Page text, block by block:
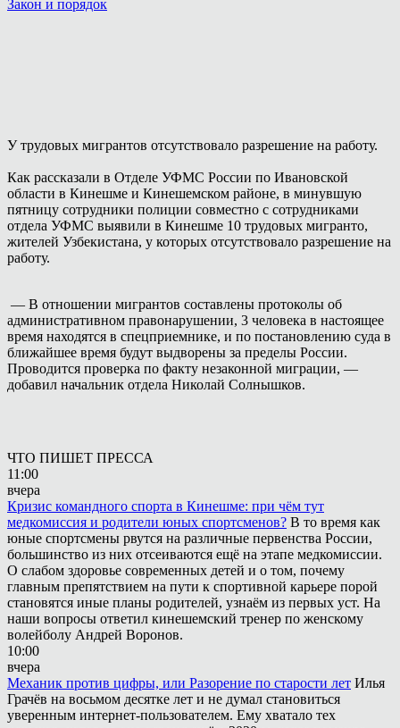
Закон и порядок
У трудовых мигрантов отсутствовало разрешение на работу.
Как рассказали в Отделе УФМС России по Ивановской
области в Кинешме и Кинешемском районе, в минувшую
пятницу сотрудники полиции совместно с сотрудниками
отдела УФМС выявили в Кинешме 10 трудовых мигранто,
жителей Узбекистана, у которых отсутствовало разрешение на
работу.
— В отношении мигрантов составлены протоколы об
административном правонарушении, 3 человека в настоящее
время находятся в спецприемнике, и по постановлению суда в
ближайшее время будут выдворены за пределы России.
Проводится проверка по факту незаконной миграции, —
добавил начальник отдела Николай Солнышков.
ЧТО ПИШЕТ ПРЕССА
11:00
вчера
Кризис командного спорта в Кинешме: при чём тут
медкомиссия и родители юных спортсменов? В то время как
юные спортсмены рвутся на различные первенства России,
большинство из них отсеиваются ещё на этапе медкомиссии.
О слабом здоровье современных детей и о том, почему
главным препятствием на пути к спортивной карьере порой
становятся иные планы родителей, узнаём из первых уст. На
наши вопросы ответил кинешемский тренер по женскому
волейболу Андрей Воронов.
10:00
вчера
Механик против цифры, или Разорение по старости лет Илья
Грачёв на восьмом десятке лет и не думал становиться
уверенным интернет-пользователем. Ему хватало тех